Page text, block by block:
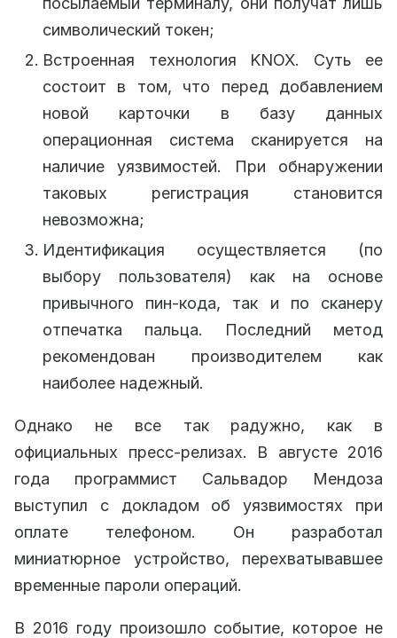
символический токен;
Встроенная технология KNOX. Суть ее
состоит в том, что перед добавлением
новой карточки в базу данных
операционная система сканируется на
наличие уязвимостей. При обнаружении
таковых регистрация становится
невозможна;
Идентификация осуществляется (по
выбору пользователя) как на основе
привычного пин-кода, так и по сканеру
отпечатка пальца. Последний метод
рекомендован производителем как
наиболее надежный.
Однако не все так радужно, как в
официальных пресс-релизах. В августе 2016
года программист Сальвадор Мендоза
выступил с докладом об уязвимостях при
оплате телефоном. Он разработал
миниатюрное устройство, перехватывавшее
временные пароли операций.
В 2016 году произошло событие, которое не